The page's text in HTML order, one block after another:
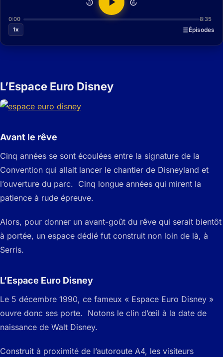
15 15
0:00
8:35
1x
Épisodes
L’Espace Euro Disney
Avant le rêve
Cinq années se sont écoulées entre la signature de la
Convention qui allait lancer le chantier de Disneyland et
l’ouverture du parc. Cinq longue années qui mirent la
patience à rude épreuve.
Alors, pour donner un avant-goût du rêve qui serait bientôt
à portée, un espace dédié fut construit non loin de là, à
Serris.
L’Espace Euro Disney
Le 5 décembre 1990, ce fameux « Espace Euro Disney »
ouvre donc ses porte. Notons le clin d’œil à la date de
naissance de Walt Disney.
Construit à proximité de l’autoroute A4, les visiteurs